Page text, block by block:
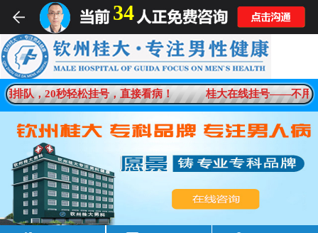
队，20秒轻松挂号，直接看病！ 桂大在线挂号——不用排
34